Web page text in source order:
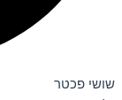
שושי פכטר